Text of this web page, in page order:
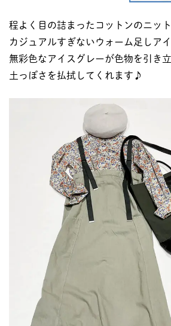
程よく目の詰まったコットンのニッ
カジュアルすぎないウォーム足しア
無彩色なアイスグレーが色物を引き
土っぽさを払拭してくれます♪